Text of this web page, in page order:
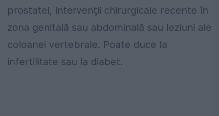
prostatei, intervenţii chirurgicale recente în
zona genitală sau abdominală sau leziuni ale
coloanei vertebrale. Poate duce la
infertilitate sau la diabet.